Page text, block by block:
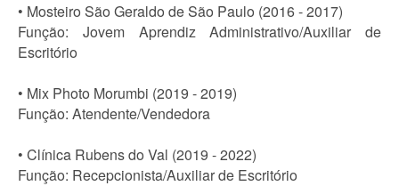
• Mosteiro São Geraldo de São Paulo (2016 - 2017)
Função: Jovem Aprendiz Administrativo/Auxiliar de
Escritório
• Mix Photo Morumbi (2019 - 2019)
Função: Atendente/Vendedora
• Clínica Rubens do Val (2019 - 2022)
Função: Recepcionista/Auxiliar de Escritório